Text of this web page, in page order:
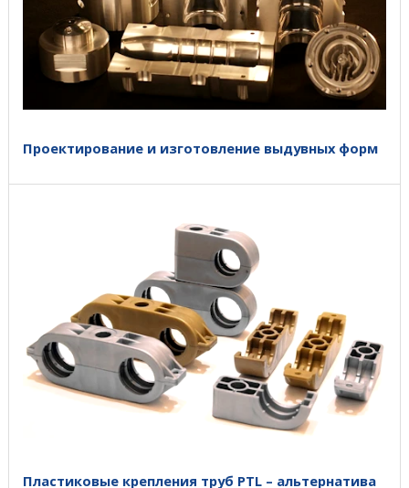
Проектирование и изготовление выдувных форм
Пластиковые крепления труб PTL – альтернатива